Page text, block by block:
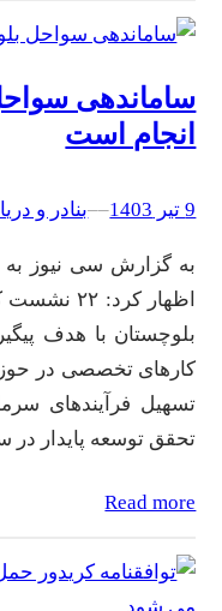
ساماندهی
انجام است
9 تیر 1403 –
–بنادر و
به گزارش سی نیوز
اظهار
بلوچستان با هدف
کارهای تخصصی در
تسهیل فرآیندهای
تحقق توسعه پایدار
Read more